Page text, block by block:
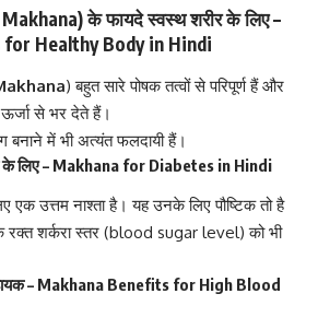
के फायदे स्वस्थ शरीर के लिए –
Healthy Body in Hindi
) बहुत सारे पोषक तत्वों से परिपूर्ण हैं और
से भर देते हैं।
बनाने में भी अत्यंत फलदायी हैं।
लिए – Makhana for Diabetes in Hindi
एक उत्तम नाश्ता है। यह उनके लिए पौष्टिक तो है
रक्त शर्करा स्तर (blood sugar level) को भी
– Makhana Benefits for High Blood